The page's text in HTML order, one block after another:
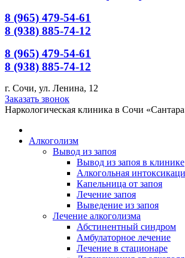
8 (965) 479-54-61
8 (938) 885-74-12
8 (965) 479-54-61
8 (938) 885-74-12
г. Сочи, ул. Ленина, 12
Страница
Telegram
новом
Страница
WhatsApp
новом
Заказать звонок
Наркологическая клиника в Сочи
Алкоголизм
Вывод из запоя
Вывод из запоя в клинике
Алкогольная
Капельница от запоя
Лечение запоя
Выведение из запоя
Лечение алкоголизма
Абстинентный синдром
Амбулаторное лечение
Лечение в стационаре